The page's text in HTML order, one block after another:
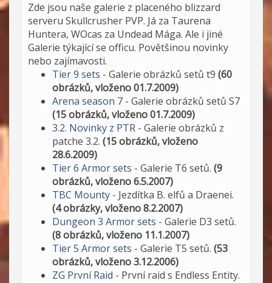
Zde jsou naše galerie z placeného blizzard
serveru Skullcrusher PVP. Já za Taurena
Huntera, WOcas za Undead Mága. Ale i jiné
Galerie týkající se officu. Povětšinou novinky
nebo zajímavosti.
Tier 9 sets - Galerie obrázků setů t9 (60
obrázků, vloženo 01.7.2009)
Arena season 7 - Galerie obrázků setů S7
(15 obrázků, vloženo 01.7.2009)
3.2. Novinky z PTR - Galerie obrázků z
patche 3.2. (15 obrázků, vloženo
28.6.2009)
Tier 6 Armor sets - Galerie T6 setů. (9
obrázků, vloženo 6.5.2007)
TBC Mounty - Jezdítka B. elfů a Draenei.
(4 obrázky, vloženo 8.2.2007)
Dungeon 3 Armor sets - Galerie D3 setů.
(8 obrázků, vloženo 11.1.2007)
Tier 5 Armor sets - Galerie T5 setů. (53
obrázků, vloženo 3.12.2006)
ZG První Raid - První raid s Endless Entity.